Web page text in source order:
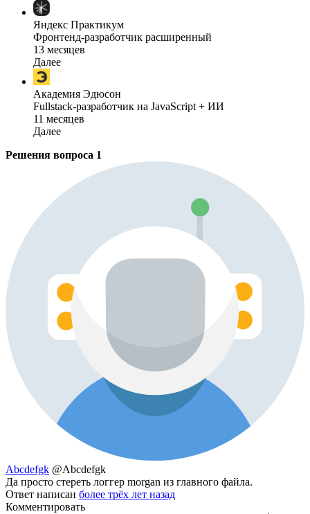
Яндекс Практикум
Фронтенд-разработчик расширенный
13 месяцев
Далее
Академия Эдюсон
Fullstack-разработчик на JavaScript + ИИ
11 месяцев
Далее
Решения вопроса 1
Abcdefgk @Abcdefgk
Да просто стереть логгер morgan из главного файла.
Ответ написан более трёх лет назад
Комментировать